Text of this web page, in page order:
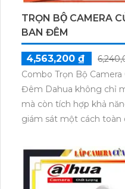
mã đa dạng, phù hợp
Đừng bỏ lỡ cơ hội sở
an toàn cho cửa hàng
TRỌN BỘ CAMERA